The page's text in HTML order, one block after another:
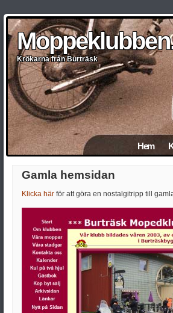
Krökarna från Burträsk
Krökarna från Burträsk
Krökarna från Burträsk
Krökarna från Burträsk
Krökarna från Burträsk
Hem
Gamla hemsidan
Klicka här för att göra en nostalgitripp till